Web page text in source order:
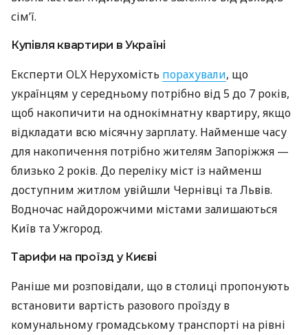
сім’ї.
Купівля квартири в Україні
Експерти OLX Нерухомість порахували, що
українцям у середньому потрібно від 5 до 7 років,
щоб накопичити на однокімнатну квартиру, якщо
відкладати всю місячну зарплату. Найменше часу
для накопичення потрібно жителям Запоріжжя —
близько 2 років. До переліку міст із найменш
доступним житлом увійшли Чернівці та Львів.
Водночас найдорожчими містами залишаються
Київ та Ужгород.
Тарифи на проїзд у Києві
Раніше ми розповідали, що в столиці пропонують
встановити вартість разового проїзду в
комунальному громадському транспорті на рівні